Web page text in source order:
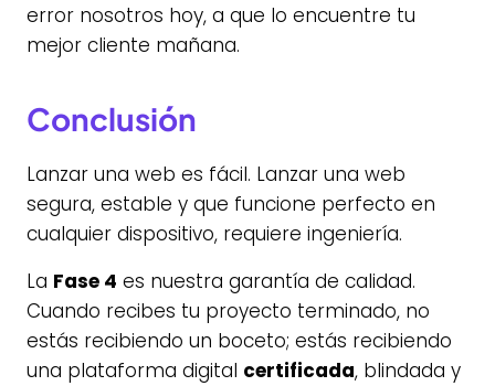
error nosotros hoy, a que lo encuentre tu
mejor cliente mañana.
Conclusión
Lanzar una web es fácil. Lanzar una web
segura, estable y que funcione perfecto en
cualquier dispositivo, requiere ingeniería.
La Fase 4 es nuestra garantía de calidad.
Cuando recibes tu proyecto terminado, no
estás recibiendo un boceto; estás recibiendo
una plataforma digital certificada, blindada y